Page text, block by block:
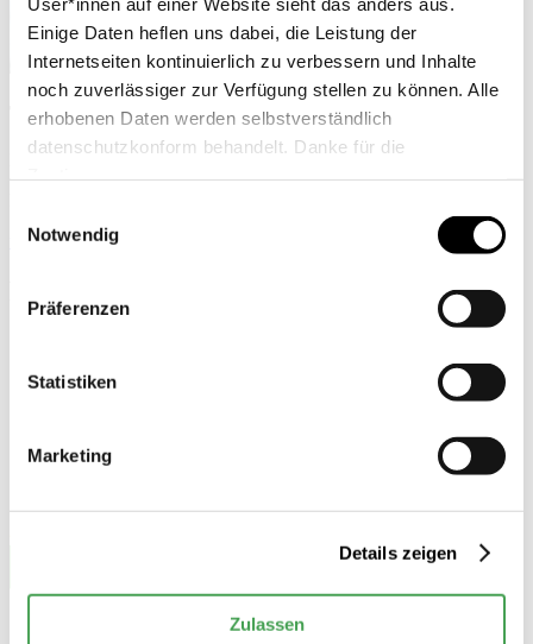
Einige Daten heflen uns dabei, die Leistung der
Internetseiten kontinuierlich zu verbessern und Inhalte
noch zuverlässiger zur Verfügung stellen zu können. Alle
erhobenen Daten werden selbstverständlich
datenschutzkonform behandelt. Danke für die
Notwendig
Präferenzen
Statistiken
Marketing
Details zeigen
Zulassen
Theo Maurer
Nationale Anti Doping Agentur Deutschland
theo.maurer(at)nada.de
der Nada